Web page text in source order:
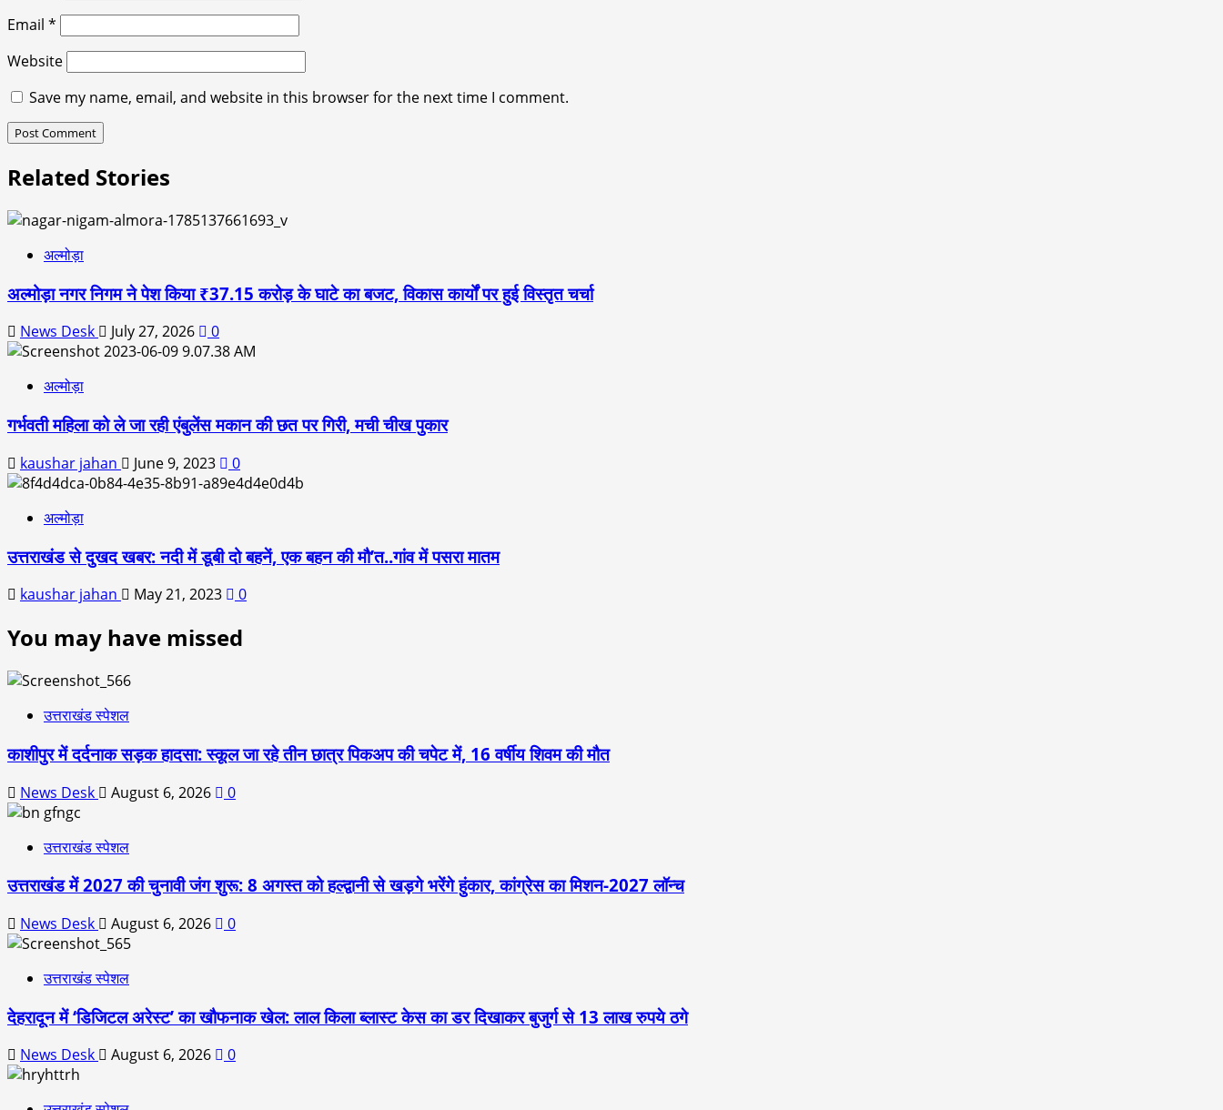
Email *
Website
Save my name, email, and website in this browser for the next time I comment.
Related Stories
अल्मोड़ा
अल्मोड़ा नगर निगम ने पेश किया ₹37.15 करोड़ के घाटे का बजट, विकास कार्यों पर हुई विस्तृत चर्चा
News Desk July 27, 2026 0
अल्मोड़ा
गर्भवती महिला को ले जा रही एंबुलेंस मकान की छत पर गिरी, मची चीख पुकार
kaushar jahan June 9, 2023 0
अल्मोड़ा
उत्तराखंड से दुखद खबर: नदी में डूबी दो बहनें, एक बहन की मौ’त..गांव में पसरा मातम
kaushar jahan May 21, 2023 0
You may have missed
उत्तराखंड स्पेशल
काशीपुर में दर्दनाक सड़क हादसा: स्कूल जा रहे तीन छात्र पिकअप की चपेट में, 16 वर्षीय शिवम की मौत
News Desk August 6, 2026 0
उत्तराखंड स्पेशल
उत्तराखंड में 2027 की चुनावी जंग शुरू: 8 अगस्त को हल्द्वानी से खड़गे भरेंगे हुंकार, कांग्रेस का मिशन-2027 लॉन्च
News Desk August 6, 2026 0
उत्तराखंड स्पेशल
देहरादून में ‘डिजिटल अरेस्ट’ का खौफनाक खेल: लाल किला ब्लास्ट केस का डर दिखाकर बुजुर्ग से 13 लाख रुपये ठगे
News Desk August 6, 2026 0